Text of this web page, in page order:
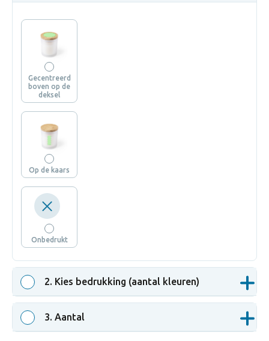
Gecentreerd
boven op de
deksel
Op de kaars
Onbedrukt
2. Kies bedrukking (aantal kleuren)
3. Aantal